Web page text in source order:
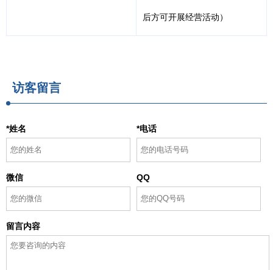
后方可开展经营活动）
访客留言
*姓名 *电话
微信 QQ
留言内容